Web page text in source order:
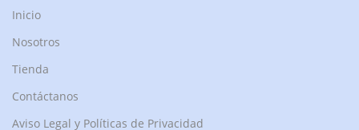
Inicio
Nosotros
Tienda
Contáctanos
Aviso Legal y Políticas de Privacidad